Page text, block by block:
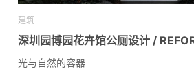
建筑
深圳园博园花卉馆公厕设计 /
光与自然的容器